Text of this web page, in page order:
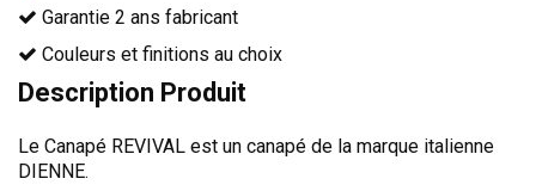
MEUBLES DE COMPLÉMENT
TAPIS
MIROIRS
PETITS MEUBLES
AMÉNAGEMENTS SUR MESURE
Garantie 2 ans fabricant
Couleurs et finitions au choix
Description Produit
Le Canapé REVIVAL est un canapé de la marque italienne
DIENNE.